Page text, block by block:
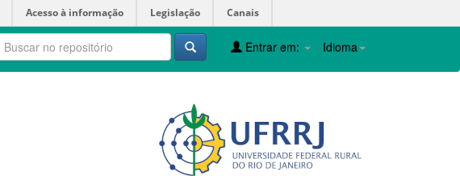
Acesso à informação Legislação Canais
Idioma
Entrar em: